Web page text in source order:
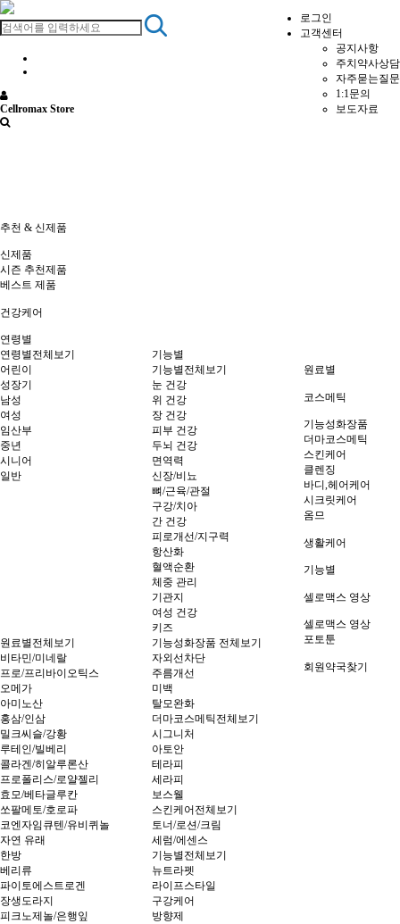
로그인
고객센터
공지사항
주치약사상담
자주묻는질문
1:1문의
보도자료
Cellromax Store
추천 & 신제품
신제품
시즌 추천제품
베스트 제품
건강케어
연령별
연령별전체보기
어린이
성장기
남성
여성
임산부
중년
시니어
일반
기능별
기능별전체보기
눈 건강
위 건강
장 건강
피부 건강
두뇌 건강
면역력
신장/비뇨
뼈/근육/관절
구강/치아
간 건강
피로개선/지구력
항산화
혈액순환
체중 관리
기관지
여성 건강
키즈
원료별
원료별전체보기
비타민/미네랄
프로/프리바이오틱스
오메가
아미노산
홍삼/인삼
밀크씨슬/강황
루테인/빌베리
콜라겐/히알루론산
프로폴리스/로얄젤리
효모/베타글루칸
쏘팔메토/호로파
코엔자임큐텐/유비퀴놀
자연 유래
한방
베리류
파이토에스트로겐
장생도라지
피크노제놀/은행잎
코스메틱
기능성화장품
기능성화장품 전체보기
자외선차단
주름개선
미백
탈모완화
더마코스메틱
더마코스메틱전체보기
시그니처
아토안
테라피
세라피
보스웰
스킨케어
스킨케어전체보기
토너/로션/크림
세럼/에센스
클렌징
바디,헤어케어
시크릿케어
옴므
생활케어
기능별
기능별전체보기
뉴트라펫
라이프스타일
구강케어
방향제
셀로맥스 영상
셀로맥스 영상
포토툰
회원약국찾기